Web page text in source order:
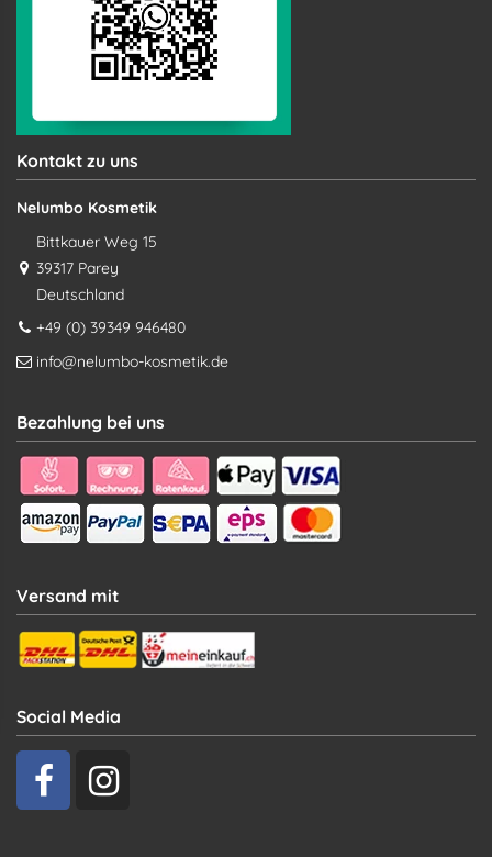
Kontakt zu uns
Nelumbo Kosmetik
Bittkauer Weg 15
39317 Parey
Deutschland
+49 (0) 39349 946480
info@nelumbo-kosmetik.de
Bezahlung bei uns
Versand mit
Social Media